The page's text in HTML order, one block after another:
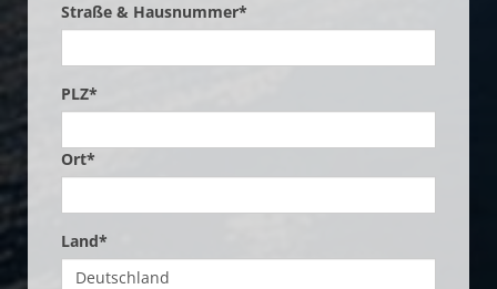
Straße & Hausnummer*
PLZ*
Ort*
Land*